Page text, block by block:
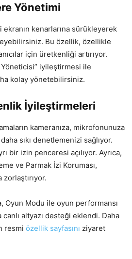
Yönetimi
kenarlarına sürükleyerek
Bu özellik, özellikle
için üretkenliği artırıyor.
Yöneticisi” iyileştirmesi ile
kolay yönetebilirsiniz.
İyileştirmeleri
kameranıza, mikrofonunuza
sıkı denetlemenizi sağlıyor.
bir izin penceresi açılıyor. Ayrıca,
ve Parmak İzi Koruması,
Oyun Modu ile oyun performansı
canlı altyazı desteği eklendi. Daha
resmi özellik sayfasını ziyaret